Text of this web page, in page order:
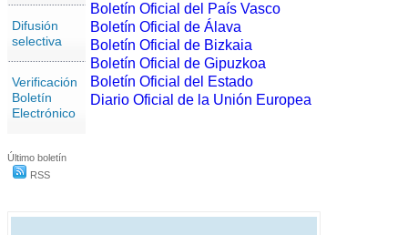
Difusión
selectiva
Verificación
Boletín
Electrónico
Último boletín
RSS
Boletín Oficial del País Vasco
Boletín Oficial de Álava
Boletín Oficial de Bizkaia
Boletín Oficial de Gipuzkoa
Boletín Oficial del Estado
Diario Oficial de la Unión Europea